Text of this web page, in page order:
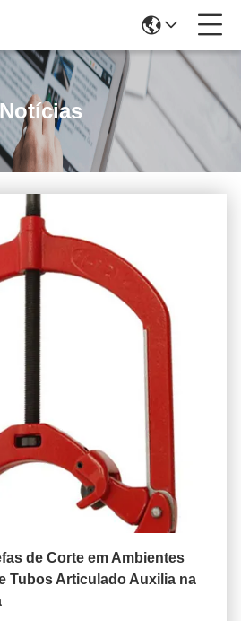
Notícias
de Corte em Ambientes
Tubos Articulado Auxilia na